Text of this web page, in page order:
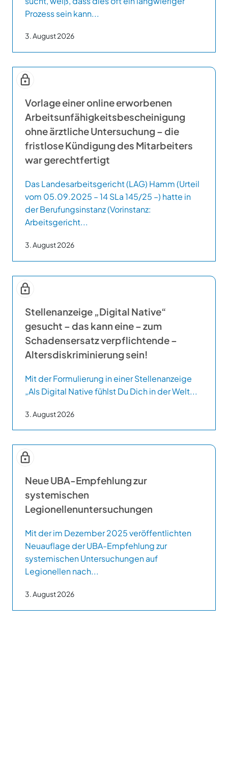
Prozess sein kann...
3. August 2026
Vorlage einer online erworbenen
Arbeitsunfähigkeitsbescheinigung
ohne ärztliche Untersuchung – die
fristlose Kündigung des Mitarbeiters
war gerechtfertigt
Das Landesarbeitsgericht (LAG) Hamm (Urteil
vom 05.09.2025 – 14 SLa 145/25 –) hatte in
der Berufungsinstanz (Vorinstanz:
Arbeitsgericht...
3. August 2026
Stellenanzeige „Digital Native“
gesucht – das kann eine – zum
Schadensersatz verpflichtende –
Altersdiskriminierung sein!
Mit der Formulierung in einer Stellenanzeige
„Als Digital Native fühlst Du Dich in der Welt...
3. August 2026
Neue UBA-Empfehlung zur
systemischen
Legionellenuntersuchungen
Mit der im Dezember 2025 veröffentlichten
Neuauflage der UBA-Empfehlung zur
systemischen Untersuchungen auf
Legionellen nach...
3. August 2026